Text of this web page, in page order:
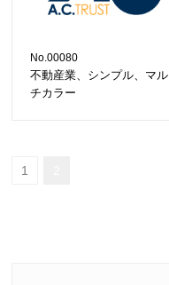
No.00080
不動産業、シンプル、マル
チカラー
1